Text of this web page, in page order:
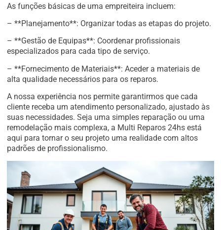
As funções básicas de uma empreiteira incluem:
– **Planejamento**: Organizar todas as etapas do projeto.
– **Gestão de Equipas**: Coordenar profissionais
especializados para cada tipo de serviço.
– **Fornecimento de Materiais**: Aceder a materiais de
alta qualidade necessários para os reparos.
A nossa experiência nos permite garantirmos que cada
cliente receba um atendimento personalizado, ajustado às
suas necessidades. Seja uma simples reparação ou uma
remodelação mais complexa, a Multi Reparos 24hs está
aqui para tornar o seu projeto uma realidade com altos
padrões de profissionalismo.